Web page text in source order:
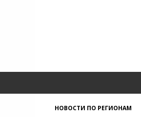
НОВОСТИ ПО РЕГИОНАМ